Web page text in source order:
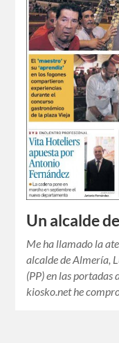
Un alcalde
Me ha llamado la
alcalde de Almería,
(PP) en las
kiosko.net he